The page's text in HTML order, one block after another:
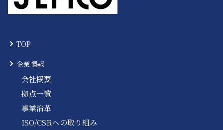
TOP
企業情報
会社概要
拠点一覧
事業沿革
ISO/CSRへの取り組み